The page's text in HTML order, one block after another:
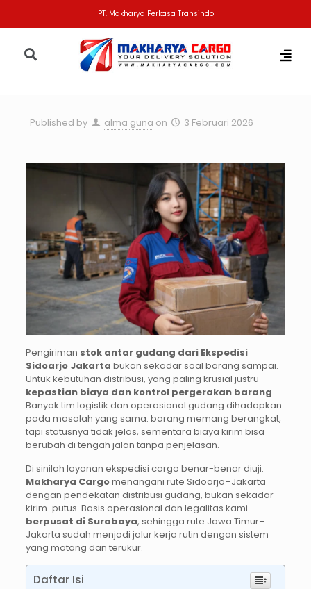
PT. Makharya Perkasa Transindo
Published by alma guna on 3 Februari 2026
Pengiriman stok antar gudang dari Ekspedisi
Sidoarjo Jakarta bukan sekadar soal barang sampai.
Untuk kebutuhan distribusi, yang paling krusial justru
kepastian biaya dan kontrol pergerakan barang.
Banyak tim logistik dan operasional gudang dihadapkan
pada masalah yang sama: barang memang berangkat,
tapi statusnya tidak jelas, sementara biaya kirim bisa
berubah di tengah jalan tanpa penjelasan.
Di sinilah layanan ekspedisi cargo benar-benar diuji.
Makharya Cargomenangani rute Sidoarjo–Jakarta
dengan pendekatan distribusi gudang, bukan sekadar
kirim-putus. Basis operasional dan legalitas kami
berpusat di Surabaya, sehingga rute Jawa Timur–
Jakarta sudah menjadi jalur kerja rutin dengan sistem
yang matang dan terukur.
Daftar Isi